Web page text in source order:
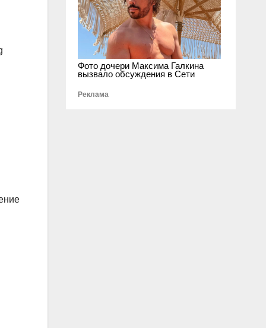
Фото дочери Максима Галкина
вызвало обсуждения в Сети
Реклама